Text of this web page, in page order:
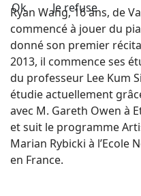
Ryan Wang, 16 ans, de
commencé à jouer du
donné son premier
2013, il commence ses
du professeur Lee Kum
étudie actuellement
avec M. Gareth Owen à
et suit le programme
Marian Rybicki à l’Ecole
en France.
Ok Je refuse